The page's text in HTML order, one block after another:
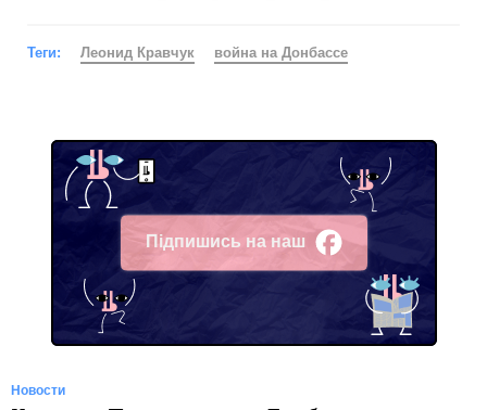
Теги: Леонид Кравчук война на Донбассе
Підпишись на наш
Facebook
Новости